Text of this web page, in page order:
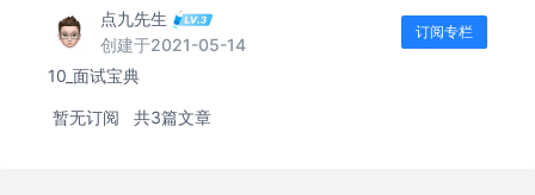
点九先生
创建于2021-05-14
订阅专栏
10_面试宝典
暂无订阅 共3篇文章